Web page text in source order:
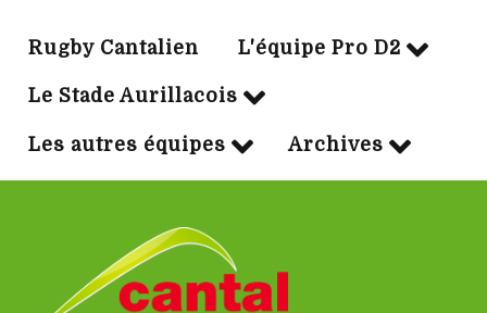
Rugby Cantalien L'équipe Pro D2
Le Stade Aurillacois
Les autres équipes Archives